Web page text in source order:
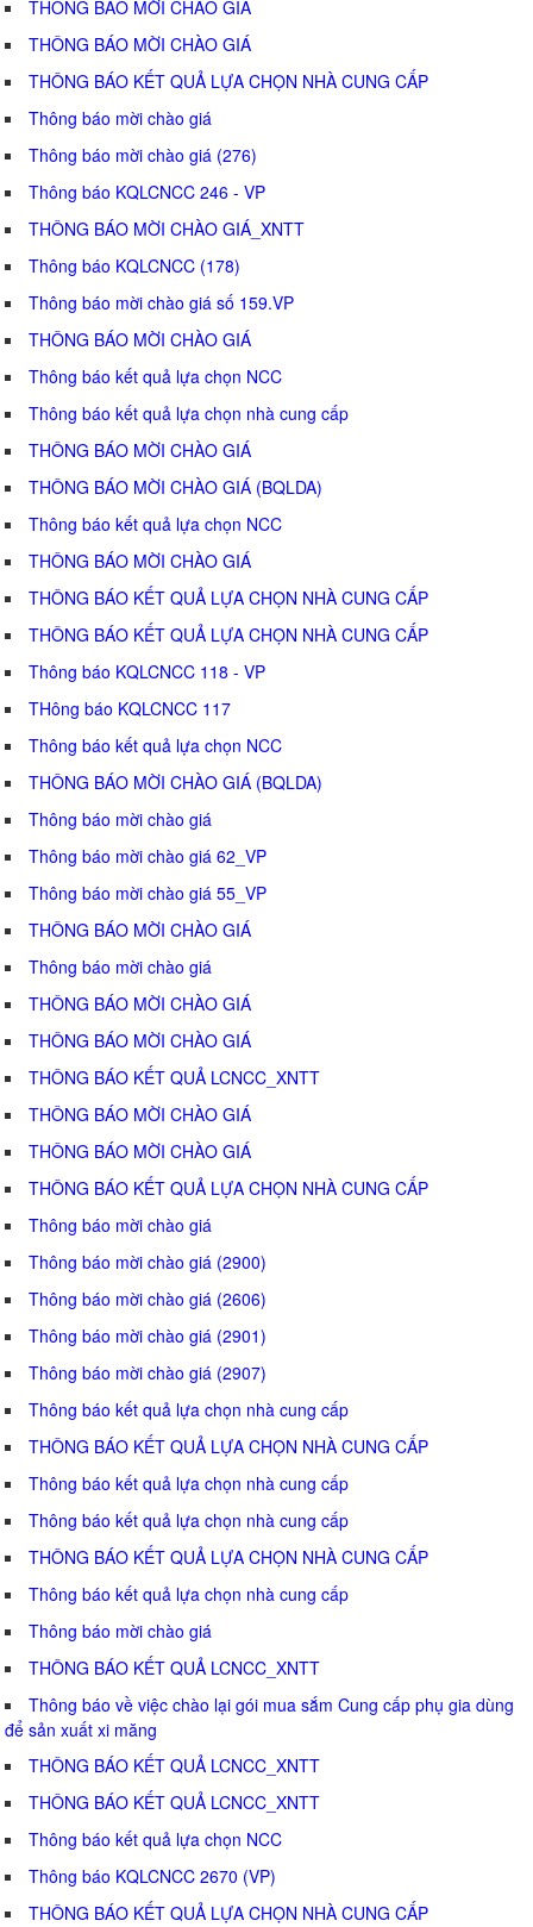
THÔNG BÁO MỜI CHÀO GIÁ
THÔNG BÁO MỜI CHÀO GIÁ
THÔNG BÁO KẾT QUẢ LỰA CHỌN NHÀ CUNG CẤP
Thông báo mời chào giá
Thông báo mời chào giá (276)
Thông báo KQLCNCC 246 - VP
THÔNG BÁO MỜI CHÀO GIÁ_XNTT
Thông báo KQLCNCC (178)
Thông báo mời chào giá số 159.VP
THÔNG BÁO MỜI CHÀO GIÁ
Thông báo kết quả lựa chọn NCC
Thông báo kết quả lựa chọn nhà cung cấp
THÔNG BÁO MỜI CHÀO GIÁ
THÔNG BÁO MỜI CHÀO GIÁ (BQLDA)
Thông báo kết quả lựa chọn NCC
THÔNG BÁO MỜI CHÀO GIÁ
THÔNG BÁO KẾT QUẢ LỰA CHỌN NHÀ CUNG CẤP
THÔNG BÁO KẾT QUẢ LỰA CHỌN NHÀ CUNG CẤP
Thông báo KQLCNCC 118 - VP
THông báo KQLCNCC 117
Thông báo kết quả lựa chọn NCC
THÔNG BÁO MỜI CHÀO GIÁ (BQLDA)
Thông báo mời chào giá
Thông báo mời chào giá 62_VP
Thông báo mời chào giá 55_VP
THÔNG BÁO MỜI CHÀO GIÁ
Thông báo mời chào giá
THÔNG BÁO MỜI CHÀO GIÁ
THÔNG BÁO MỜI CHÀO GIÁ
THÔNG BÁO KẾT QUẢ LCNCC_XNTT
THÔNG BÁO MỜI CHÀO GIÁ
THÔNG BÁO MỜI CHÀO GIÁ
THÔNG BÁO KẾT QUẢ LỰA CHỌN NHÀ CUNG CẤP
Thông báo mời chào giá
Thông báo mời chào giá (2900)
Thông báo mời chào giá (2606)
Thông báo mời chào giá (2901)
Thông báo mời chào giá (2907)
Thông báo kết quả lựa chọn nhà cung cấp
THÔNG BÁO KẾT QUẢ LỰA CHỌN NHÀ CUNG CẤP
Thông báo kết quả lựa chọn nhà cung cấp
Thông báo kết quả lựa chọn nhà cung cấp
THÔNG BÁO KẾT QUẢ LỰA CHỌN NHÀ CUNG CẤP
Thông báo kết quả lựa chọn nhà cung cấp
Thông báo mời chào giá
THÔNG BÁO KẾT QUẢ LCNCC_XNTT
Thông báo về việc chào lại gói mua sắm Cung cấp phụ gia dùng
để sản xuất xi măng
THÔNG BÁO KẾT QUẢ LCNCC_XNTT
THÔNG BÁO KẾT QUẢ LCNCC_XNTT
Thông báo kết quả lựa chọn NCC
Thông báo KQLCNCC 2670 (VP)
THÔNG BÁO KẾT QUẢ LỰA CHỌN NHÀ CUNG CẤP